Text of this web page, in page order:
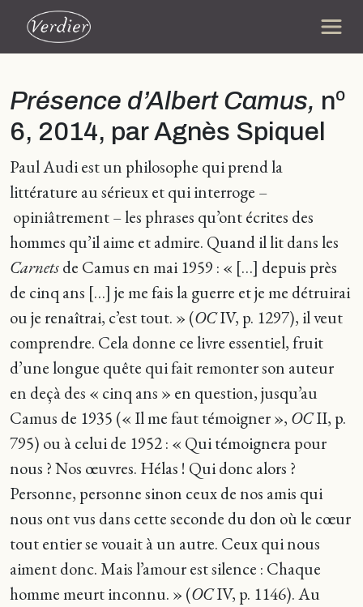
Présence d’Albert Camus, nº
6, 2014, par Agnès Spiquel
Paul Audi est un philosophe qui prend la
littérature au sérieux et qui interroge –
opiniâtrement – les phrases qu’ont écrites des
hommes qu’il aime et admire. Quand il lit dans les
Carnetsde Camus en mai 1959 : « […] depuis près
de cinq ans […] je me fais la guerre et je me détruirai
ou je renaîtrai, c’est tout. » (OCIV, p. 1297), il veut
comprendre. Cela donne ce livre essentiel, fruit
d’une longue quête qui fait remonter son auteur
en deçà des « cinq ans » en question, jusqu’au
Camus de 1935 (« Il me faut témoigner », OCII, p.
795) ou à celui de 1952 : « Qui témoignera pour
nous ? Nos œuvres. Hélas ! Qui donc alors ?
Personne, personne sinon ceux de nos amis qui
nous ont vus dans cette seconde du don où le cœur
tout entier se vouait à un autre. Ceux qui nous
aiment donc. Mais l’amour est silence : Chaque
homme meurt inconnu. » (OCIV, p. 1146). Au